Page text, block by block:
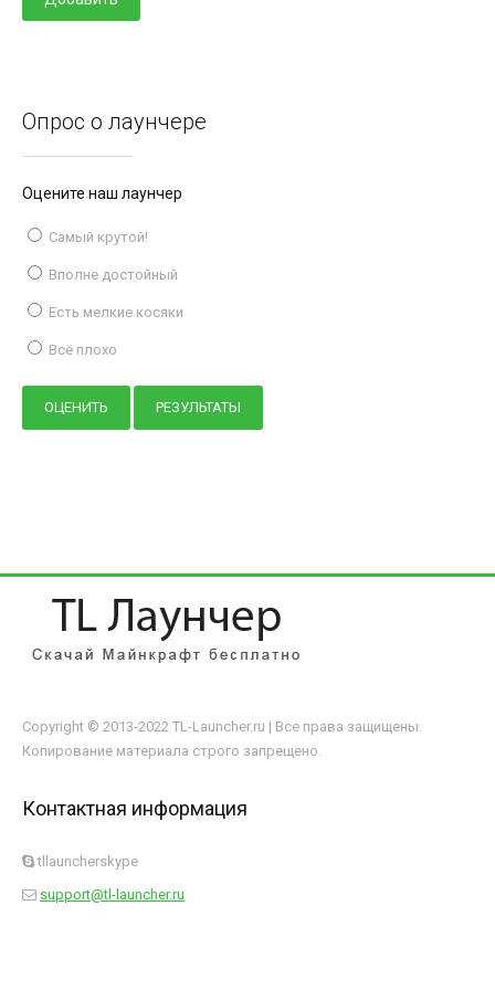
Опрос о лаунчере
Оцените наш лаунчер
Самый крутой!
Вполне достойный
Есть мелкие косяки
Всё плохо
Copyright © 2013-2022 TL-Launcher.ru | Все права защищены.
Копирование материала строго запрещено.
Контактная информация
tllauncherskype
support@tl-launcher.ru